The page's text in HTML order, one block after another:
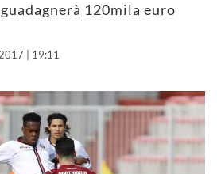
120mila euro
| 19:11